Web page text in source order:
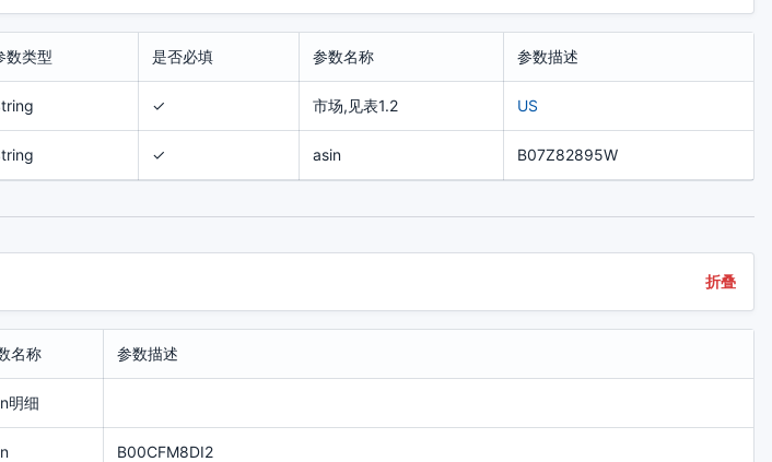
数类型 是否必填 参数名称 参数描述
✓ 市场,见表1.2 US
✓ asin B07Z82895W
折叠
名称 参数描述
明细
B00CFM8DI2